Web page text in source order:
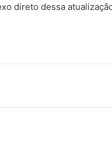
direto dessa